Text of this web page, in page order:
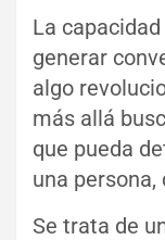
La
generar
algo
más allá
que pueda
una
Se trata de